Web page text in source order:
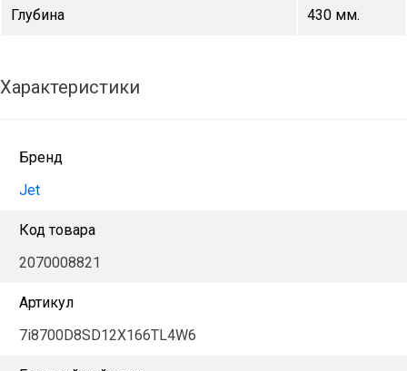
Глубина 430 мм.
Характеристики
Бренд
Jet
Код товара
2070008821
Артикул
7i8700D8SD12X166TL4W6